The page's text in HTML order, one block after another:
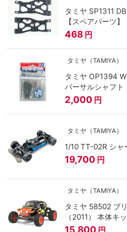
タミヤ SP1311
【スペアパーツ】
468 円
タミヤ（TAMIYA）
タミヤ OP1394
バーサルシャフト
2,000 円
タミヤ（TAMIYA）
1/10 TT-02R シャ
19,700 円
タミヤ（TAMIYA）
タミヤ 58502 ブ
（2011） 本体キ
15,800 円